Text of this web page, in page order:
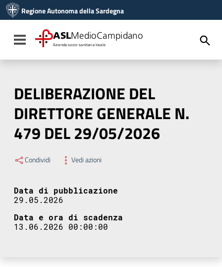
Vai al menu di navigazione
Vai al footer
Regione Autonoma della Sardegna
Toggle navigation
ASLMedioCampidano
Azienda socio-sanitaria locale
DELIBERAZIONE DEL
DIRETTORE GENERALE N.
479 DEL 29/05/2026
Condividi Vedi azioni
Data di pubblicazione
29.05.2026
Data e ora di scadenza
13.06.2026 00:00:00